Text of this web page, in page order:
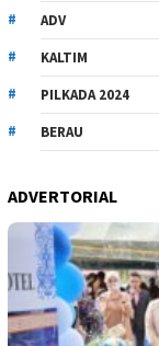
ADV
KALTIM
PILKADA 2024
BERAU
ADVERTORIAL